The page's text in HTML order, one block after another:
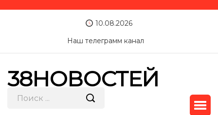
10.08.2026
Наш телеграмм канал
38НОВОСТЕЙ